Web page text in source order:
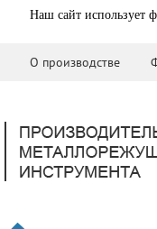
Наш сайт использует
О производстве